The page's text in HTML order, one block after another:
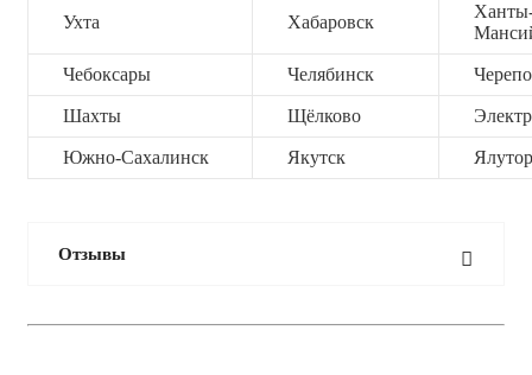
Ухта Хабаровск
Чебоксары Челябинск
Шахты Щёлково
Южно-Сахалинск Якутск
Отзывы